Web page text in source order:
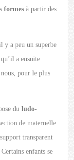
formes à partir des
y a peu un superbe
a ensuite
pour le plus
duludo-
de maternelle
transparent
enfants se